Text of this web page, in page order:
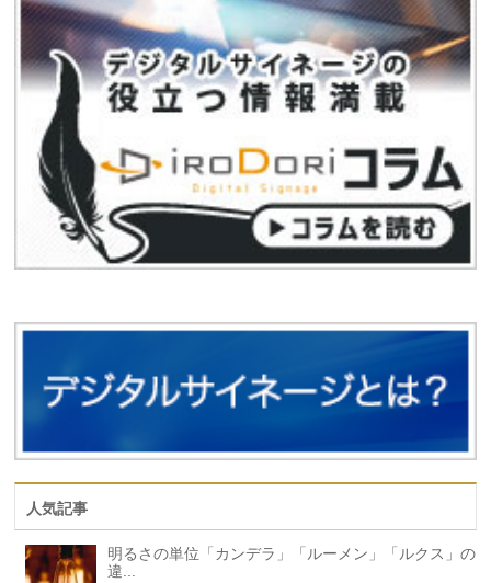
人気記事
明るさの単位「カンデラ」「ルーメン」「ルクス」の
違...